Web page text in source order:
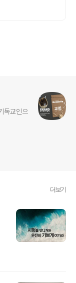
독교인으
더보기